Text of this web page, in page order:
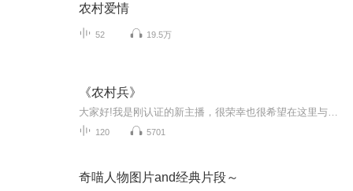
农村爱情
52 19.5万
《农村兵》
120 5701
奇喵人物图片and经典片段～